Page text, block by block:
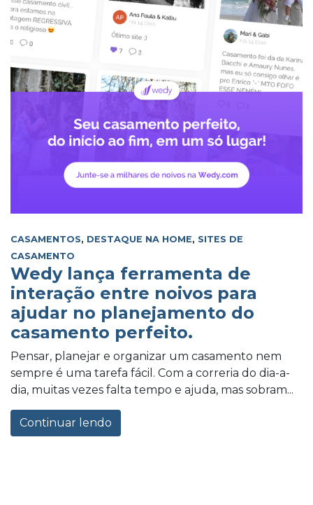
CASAMENTOS, DESTAQUE NA HOME, SITES DE
CASAMENTO
Wedy lança ferramenta de
interação entre noivos para
ajudar no planejamento do
casamento perfeito.
Pensar, planejar e organizar um casamento nem
sempre é uma tarefa fácil. Com a correria do dia-a-
dia, muitas vezes falta tempo e ajuda, mas sobram...
Continuar lendo